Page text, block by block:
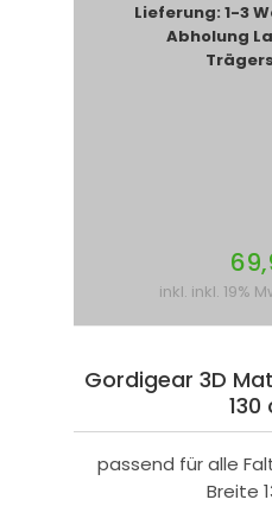
Lieferung: 1-3
Abholung
inkl. inkl. 19%
Gordigear 3D
130
passend für alle
Breite